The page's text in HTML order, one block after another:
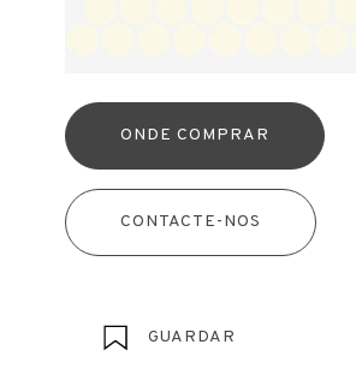
ONDE COMPRAR
CONTACTE-NOS
GUARDAR